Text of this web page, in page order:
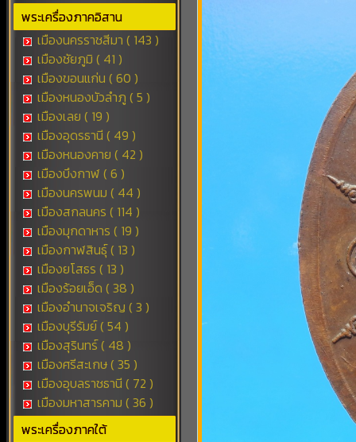
พระเครื่องภาคอิสาน
เมืองนครราชสีมา ( 143 )
เมืองชัยภูมิ ( 41 )
เมืองขอนแก่น ( 60 )
เมืองหนองบัวลำภู ( 5 )
เมืองเลย ( 19 )
เมืองอุดรธานี ( 49 )
เมืองหนองคาย ( 42 )
เมืองบึงกาฬ ( 6 )
เมืองนครพนม ( 44 )
เมืองสกลนคร ( 114 )
เมืองมุกดาหาร ( 19 )
เมืองกาฬสินธุ์ ( 13 )
เมืองยโสธร ( 13 )
เมืองร้อยเอ็ด ( 38 )
เมืองอำนาจเจริญ ( 3 )
เมืองบุรีรัมย์ ( 54 )
เมืองสุรินทร์ ( 48 )
เมืองศรีสะเกษ ( 35 )
เมืองอุบลราชธานี ( 72 )
เมืองมหาสารคาม ( 36 )
พระเครื่องภาคใต้